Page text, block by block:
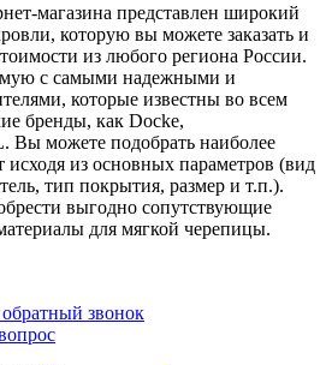
магазина представлен широкий
которую вы можете заказать и
из любого региона России.
с самыми надежными и
которые известны во всем
бренды, как Docke,
можете подобрать наиболее
из основных параметров (вид
тип покрытия, размер и т.п.).
выгодно сопутствующие
для мягкой черепицы.
обратный звонок